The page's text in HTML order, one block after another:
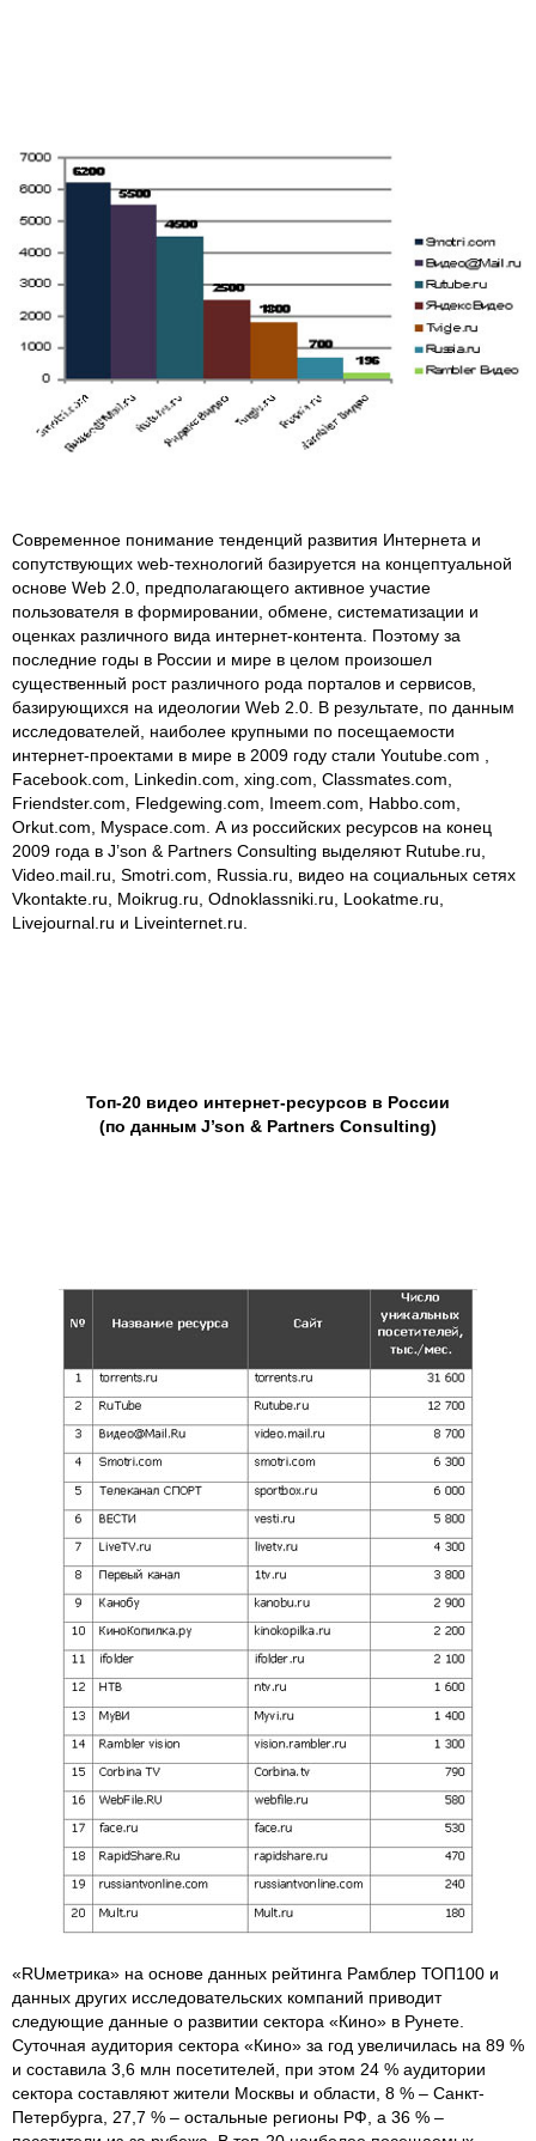
Современное понимание тенденций развития Интернета и
сопутствующих web-технологий базируется на концептуальной
основе Web 2.0, предполагающего активное участие
пользователя в формировании, обмене, систематизации и
оценках различного вида интернет-контента. Поэтому за
последние годы в России и мире в целом произошел
существенный рост различного рода порталов и сервисов,
базирующихся на идеологии Web 2.0. В результате, по данным
исследователей, наиболее крупными по посещаемости
интернет-проектами в мире в 2009 году стали Youtube.com ,
Facebook.com, Linkedin.com, xing.com, Classmates.com,
Friendster.com, Fledgewing.com, Imeem.com, Habbo.com,
Orkut.com, Myspace.com. А из российских ресурсов на конец
2009 года в J’son & Partners Consulting выделяют Rutube.ru,
Video.mail.ru, Smotri.com, Russia.ru, видео на социальных сетях
Vkontakte.ru, Moikrug.ru, Odnoklassniki.ru, Lookatme.ru,
Livejournal.ru и Liveinternet.ru.
Топ-20 видео интернет-ресурсов в России
(по данным J’son & Partners Consulting)
«RUметрика» на основе данных рейтинга Рамблер ТОП100 и
данных других исследовательских компаний приводит
следующие данные о развитии сектора «Кино» в Рунете.
Суточная аудитория сектора «Кино» за год увеличилась на 89 %
и составила 3,6 млн посетителей, при этом 24 % аудитории
сектора составляют жители Москвы и области, 8 % – Санкт-
Петербурга, 27,7 % – остальные регионы РФ, а 36 % –